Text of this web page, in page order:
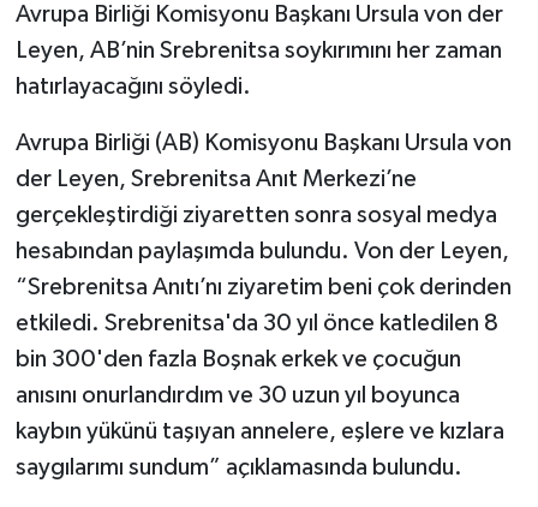
Avrupa Birliği Komisyonu Başkanı Ursula von der
Leyen, AB’nin Srebrenitsa soykırımını her zaman
hatırlayacağını söyledi.
Avrupa Birliği (AB) Komisyonu Başkanı Ursula von
der Leyen, Srebrenitsa Anıt Merkezi’ne
gerçekleştirdiği ziyaretten sonra sosyal medya
hesabından paylaşımda bulundu. Von der Leyen,
“Srebrenitsa Anıtı’nı ziyaretim beni çok derinden
etkiledi. Srebrenitsa'da 30 yıl önce katledilen 8
bin 300'den fazla Boşnak erkek ve çocuğun
anısını onurlandırdım ve 30 uzun yıl boyunca
kaybın yükünü taşıyan annelere, eşlere ve kızlara
saygılarımı sundum” açıklamasında bulundu.